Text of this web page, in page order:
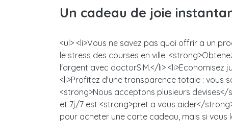
Un cadeau de joie
<ul> <li>Vous ne savez pas quoi offrir a un
le stress des courses en ville.
l'argent avec doctorSIM.</li>
<li>Profitez d'une transparence totale : vous
<strong>Nous acceptons plusieurs
et 7j/7 est <strong>pret a vous aider</
pour acheter une carte cadeau, mais si